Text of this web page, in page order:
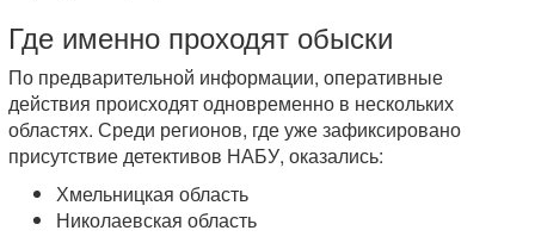
Где именно проходят обыски
По предварительной информации, оперативные
действия происходят одновременно в нескольких
областях. Среди регионов, где уже зафиксировано
присутствие детективов НАБУ, оказались:
Хмельницкая область
Николаевская область